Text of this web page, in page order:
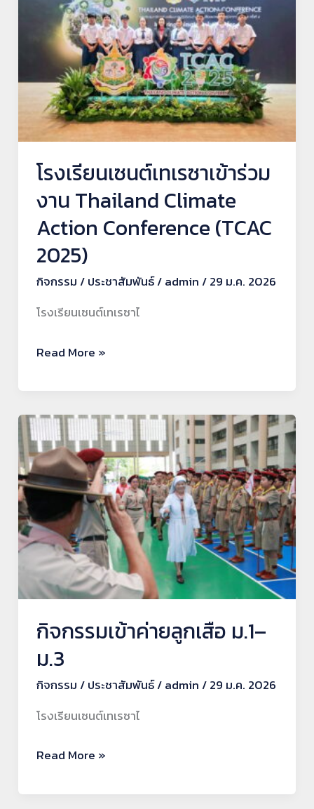
โรงเรียนเซนต์เทเรซาเข้าร่วม
งาน Thailand Climate
Action Conference (TCAC
2025)
กิจกรรม /ประชาสัมพันธ์/admin /29 ม.ค. 2026
โรงเรียนเซนต์เทเรซาไ
เข้า
งาน
Thailand
Climate
Action
Conference
(TCAC
2025)
Read More »
กิจกรรมเข้าค่ายลูกเสือ ม.1–
ม.3
กิจกรรม /ประชาสัมพันธ์/admin /29 ม.ค. 2026
โรงเรียนเซนต์เทเรซาไ
กิจกรรม
เข้า
ค่าย
ลูก
ม.1–
ม.3
Read More »